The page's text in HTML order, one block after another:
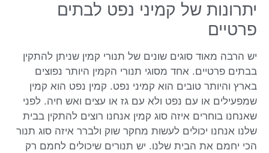
יתרונות של קמיני נפט לבתים
פרטיים
יש הרבה מאוד סוגים שונים של תנורי קמין שניתן להתקין
בבתים פרטיים. אחד מסוגי תנורי הקמין היותר נפוצים
בארץ והיותר טובים הוא קמיני נפט. קמין נפט הוא קמין
שמפעילים או עם נפט ולא עם גז או עצים ואש חיה. לפני
שאנחנו בוחרים איזה סוג קמין אנחנו רוצים להתקין בבית
שלנו אנחנו יכולים לעשות מחקר שוק ולברר איזה סוג תנור
הכי יחמם את הבית שלנו. יש תנורים שיכולים לחמם רק